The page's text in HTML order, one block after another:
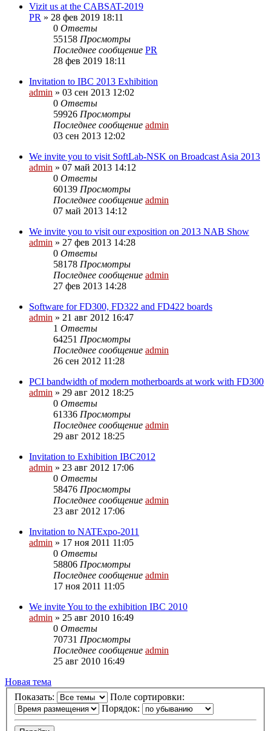
Vizit us at the CABSAT-2019
PR » 28 фев 2019 18:11
0 Ответы
55158 Просмотры
Последнее сообщение PR
28 фев 2019 18:11
Invitation to IBC 2013 Exhibition
admin » 03 сен 2013 12:02
0 Ответы
59926 Просмотры
Последнее сообщение admin
03 сен 2013 12:02
We invite you to visit SoftLab-NSK on Broadcast Asia 2013
admin » 07 май 2013 14:12
0 Ответы
60139 Просмотры
Последнее сообщение admin
07 май 2013 14:12
We invite you to visit our exposition on 2013 NAB Show
admin » 27 фев 2013 14:28
0 Ответы
58178 Просмотры
Последнее сообщение admin
27 фев 2013 14:28
Software for FD300, FD322 and FD422 boards
admin » 21 авг 2012 16:47
1 Ответы
64251 Просмотры
Последнее сообщение admin
26 сен 2012 11:28
PCI bandwidth of modern motherboards at work with FD300
admin » 29 авг 2012 18:25
0 Ответы
61336 Просмотры
Последнее сообщение admin
29 авг 2012 18:25
Invitation to Exhibition IBC2012
admin » 23 авг 2012 17:06
0 Ответы
58476 Просмотры
Последнее сообщение admin
23 авг 2012 17:06
Invitation to NATExpo-2011
admin » 17 ноя 2011 11:05
0 Ответы
58806 Просмотры
Последнее сообщение admin
17 ноя 2011 11:05
We invite You to the exhibition IBC 2010
admin » 25 авг 2010 16:49
0 Ответы
70731 Просмотры
Последнее сообщение admin
25 авг 2010 16:49
Новая тема
Показать:
Поле сортировки:
Порядок: